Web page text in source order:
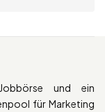
und ein
für Marketing